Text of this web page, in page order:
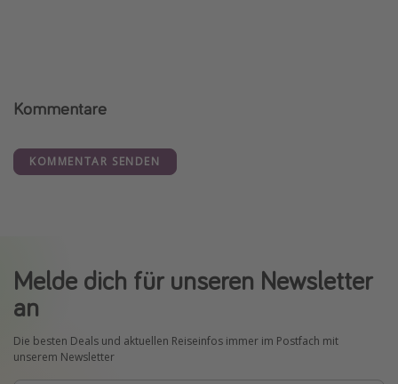
Kommentare
KOMMENTAR SENDEN
Melde dich für unseren Newsletter
an
Die besten Deals und aktuellen Reiseinfos immer im Postfach mit
unserem Newsletter